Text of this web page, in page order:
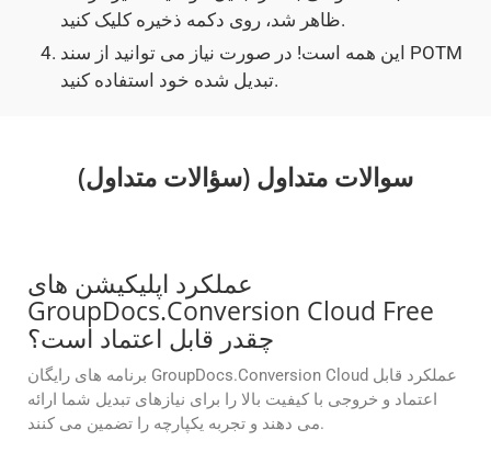
ظاهر شد، روی دکمه ذخیره کلیک کنید.
این همه است! در صورت نیاز می توانید از سند POTM
تبدیل شده خود استفاده کنید.
سوالات متداول (سؤالات متداول)
عملکرد اپلیکیشن های
GroupDocs.Conversion Cloud Free
چقدر قابل اعتماد است؟
برنامه های رایگان GroupDocs.Conversion Cloud عملکرد قابل
اعتماد و خروجی با کیفیت بالا را برای نیازهای تبدیل شما ارائه
می دهند و تجربه یکپارچه را تضمین می کنند.